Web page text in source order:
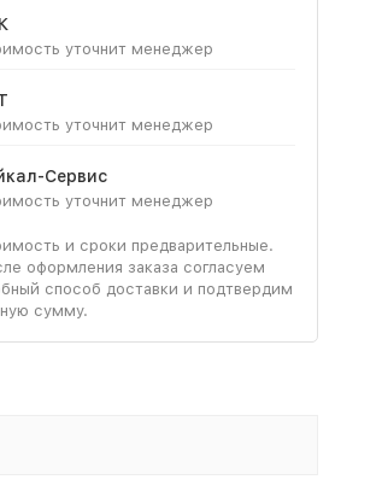
уточнит менеджер
уточнит менеджер
Сервис
уточнит менеджер
и сроки предварительные.
оформления заказа согласуем
способ доставки и подтвердим
сумму.